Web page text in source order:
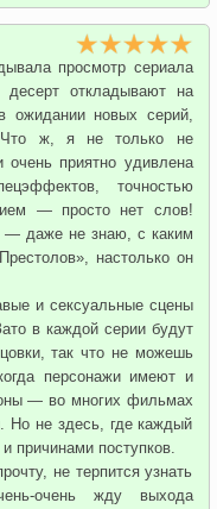
просмотр сериала
откладывают на
ожидании новых серий,
Что ж, я не только не
приятно удивлена
точностью
— просто нет слов!
— даже не знаю, с каким
настолько он
и сексуальные сцены
в каждой серии будут
так что не можешь
персонажи имеют и
— во многих фильмах
Но не здесь, где каждый
причинами поступков.
не терпится узнать
очень жду выхода